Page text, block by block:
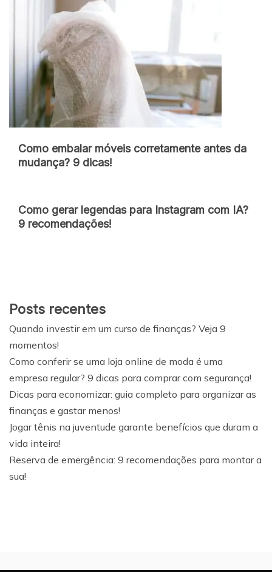
Como embalar móveis corretamente antes da
mudança? 9 dicas!
Como gerar legendas para Instagram com IA?
9 recomendações!
Posts recentes
Quando investir em um curso de finanças? Veja 9
momentos!
Como conferir se uma loja online de moda é uma
empresa regular? 9 dicas para comprar com segurança!
Dicas para economizar: guia completo para organizar as
finanças e gastar menos!
Jogar tênis na juventude garante benefícios que duram a
vida inteira!
Reserva de emergência: 9 recomendações para montar a
sua!